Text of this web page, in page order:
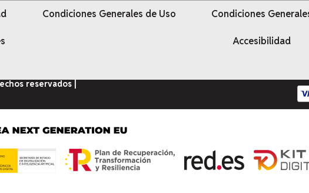
Condiciones Generales de Uso Condiciones
Accesibilidad
reservados |